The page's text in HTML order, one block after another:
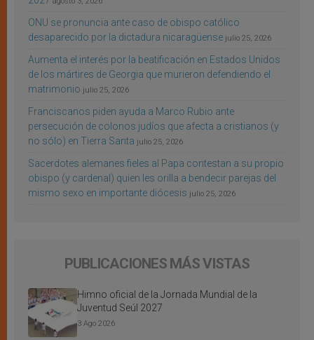
ONU se pronuncia ante caso de obispo católico
desaparecido por la dictadura nicaragüense julio 25, 2026
Aumenta el interés por la beatificación en Estados Unidos
de los mártires de Georgia que murieron defendiendo el
matrimonio julio 25, 2026
Franciscanos piden ayuda a Marco Rubio ante
persecución de colonos judíos que afecta a cristianos (y
no sólo) en Tierra Santa julio 25, 2026
Sacerdotes alemanes fieles al Papa contestan a su propio
obispo (y cardenal) quien les orilla a bendecir parejas del
mismo sexo en importante diócesis julio 25, 2026
PUBLICACIONES MÁS VISTAS
Himno oficial de la Jornada Mundial de la
Juventud Seúl 2027
3 Ago 2026